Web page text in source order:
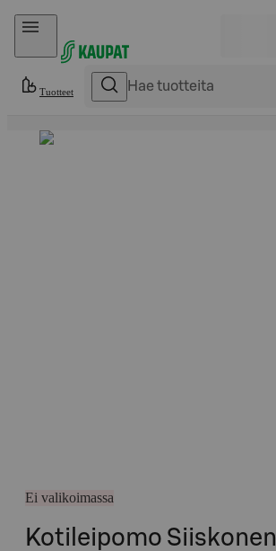
Hyppää sisältöön
Tuotteet
Ei valikoimassa
Kotileipomo Siiskonen